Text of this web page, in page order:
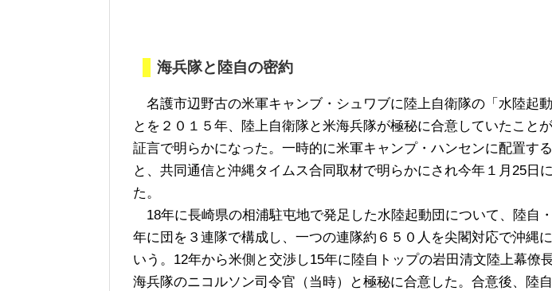
海兵隊と陸自の密約
名護市辺野古の米軍キャンブ・シュワブに陸上自衛隊の「水陸起
とを２０１５年、陸上自衛隊と米海兵隊が極秘に合意していたこと
証言で明らかになった。一時的に米軍キャンプ・ハンセンに配置す
と、共同通信と沖縄タイムス合同取材で明らかにされ今年１月25日
た。
18年に長崎県の相浦駐屯地で発足した水陸起動団について、陸自
年に団を３連隊で構成し、一つの連隊約６５０人を尖閣対応で沖縄
いう。12年から米側と交渉し15年に陸自トップの岩田清文陸上幕僚
海兵隊のニコルソン司令官（当時）と極秘に合意した。合意後、陸